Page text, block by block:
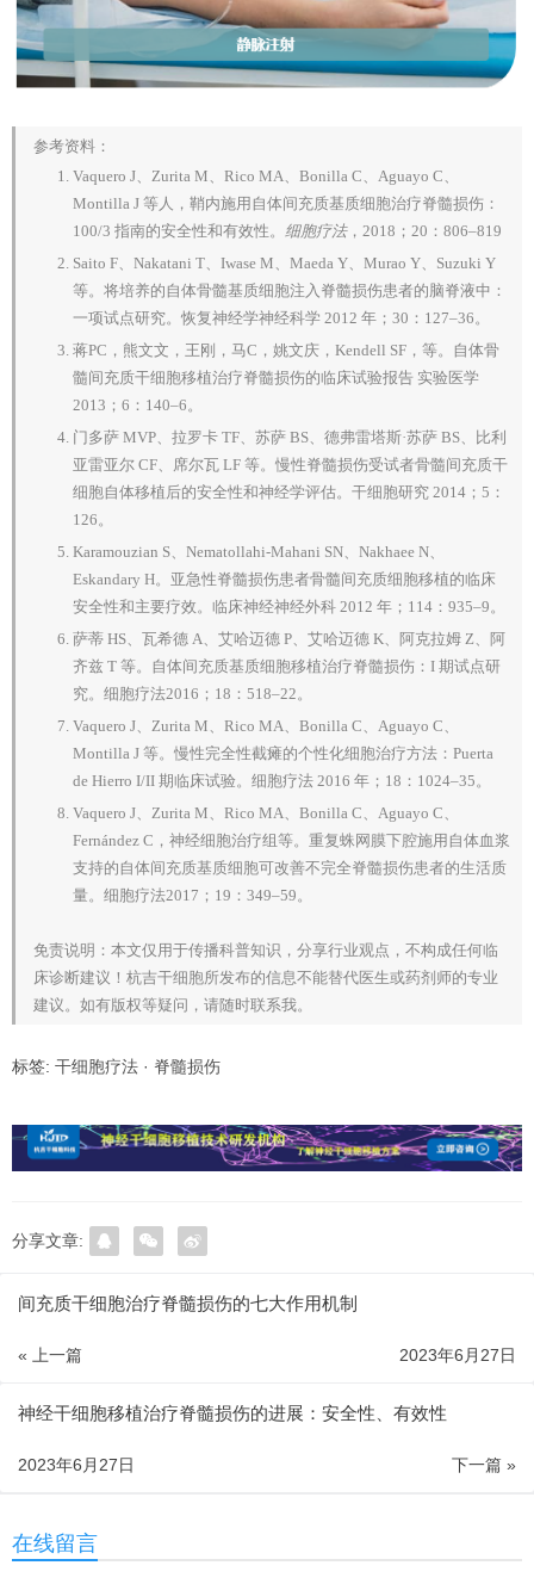
参考资料：
Vaquero J、Zurita M、Rico MA、Bonilla C、Aguayo C、
Montilla J 等人，鞘内施用自体间充质基质细胞治疗脊髓损伤：
100/3 指南的安全性和有效性。 细胞疗法，2018；20：806–819
Saito F、Nakatani T、Iwase M、Maeda Y、Murao Y、Suzuki Y
等。将培养的自体骨髓基质细胞注入脊髓损伤患者的脑脊液中：
一项试点研究。恢复神经学神经科学 2012 年；30：127–36。
蒋PC，熊文文，王刚，马C，姚文庆，Kendell SF，等。自体骨
髓间充质干细胞移植治疗脊髓损伤的临床试验报告 实验医学
2013；6：140–6。
门多萨 MVP、拉罗卡 TF、苏萨 BS、德弗雷塔斯·苏萨 BS、比利
亚雷亚尔 CF、席尔瓦 LF 等。慢性脊髓损伤受试者骨髓间充质干
细胞自体移植后的安全性和神经学评估。干细胞研究 2014；5：
126。
Karamouzian S、Nematollahi-Mahani SN、Nakhaee N、
Eskandary H。亚急性脊髓损伤患者骨髓间充质细胞移植的临床
安全性和主要疗效。临床神经神经外科 2012 年；114：935–9。
萨蒂 HS、瓦希德 A、艾哈迈德 P、艾哈迈德 K、阿克拉姆 Z、阿
齐兹 T 等。自体间充质基质细胞移植治疗脊髓损伤：I 期试点研
究。细胞疗法2016；18：518–22。
Vaquero J、Zurita M、Rico MA、Bonilla C、Aguayo C、
Montilla J 等。慢性完全性截瘫的个性化细胞治疗方法：Puerta
de Hierro I/II 期临床试验。细胞疗法 2016 年；18：1024–35。
Vaquero J、Zurita M、Rico MA、Bonilla C、Aguayo C、
Fernández C，神经细胞治疗组等。重复蛛网膜下腔施用自体血浆
支持的自体间充质基质细胞可改善不完全脊髓损伤患者的生活质
量。细胞疗法2017；19：349–59。
免责说明：本文仅用于传播科普知识，分享行业观点，不构成任何临
床诊断建议！杭吉干细胞所发布的信息不能替代医生或药剂师的专业
建议。如有版权等疑问，请随时联系我。
标签: 干细胞疗法 · 脊髓损伤
分享文章:
间充质干细胞治疗脊髓损伤的七大作用机制
« 上一篇 2023年6月27日
神经干细胞移植治疗脊髓损伤的进展：安全性、有效性
下一篇 »
2023年6月27日
在线留言